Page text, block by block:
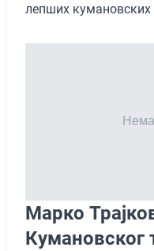
лепших кумановских
Марко
Кумановског